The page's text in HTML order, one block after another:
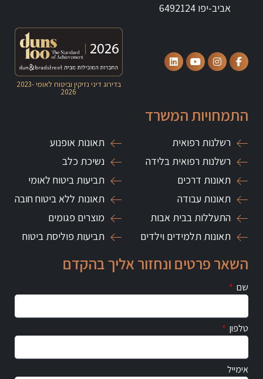
אביב-יפו 6492124
בדירוג דיני נזיקין וביטוח לאומי2023-
2026
התמחויות המשרד
רשלנות רפואית
רשלנות רפואית בלידה
תאונות דרכים
תאונות עבודה
התעללות בבית אבות
תאונות תלמידים וילדים
תאונות אופנוע
נשיכת כלב
תביעות ביטוח לאומי
תאונות ללא ביטוח חובה
מוצרים פגומים
תביעות פוליסת ביטוח
השאר פרטים ונחזור אליך בהקדם
שם
טלפון
אימייל